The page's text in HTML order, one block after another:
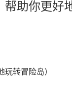
帮助你更好
转冒险岛）